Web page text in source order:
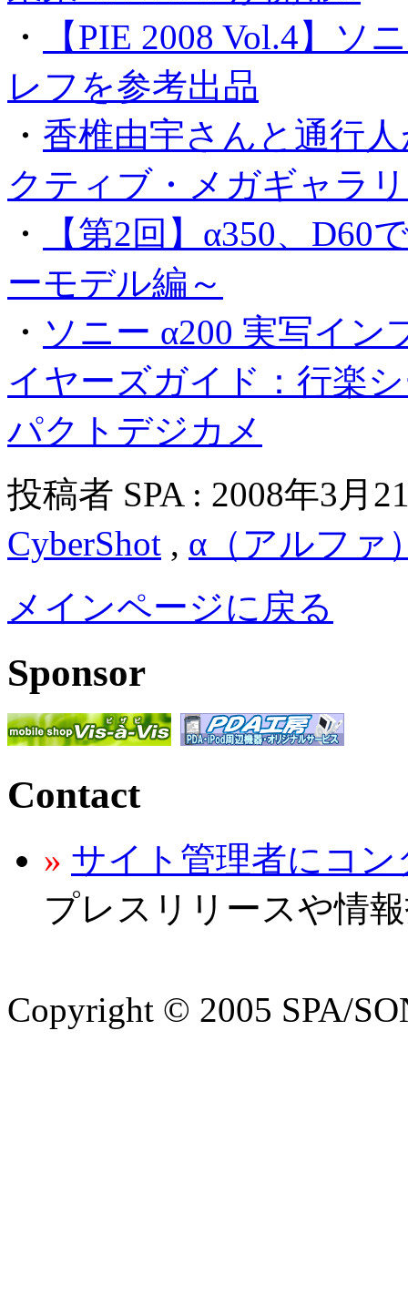
・
【PIE 2008 Vol.4】
レフを参考出品
・ 香椎由宇さんと通行
クティブ・メガギャラ
・
【第2回】α350、
ーモデル編～
・ ソニー α200 実写イン
イヤーズガイド：行楽
パクトデジカメ
投稿者 SPA : 2008年3月
CyberShot , α（アルファ
メインページに戻る
Sponsor
Contact
» サイト管理者にコン
プレスリリースや情
Copyright © 2005 SPA/